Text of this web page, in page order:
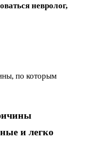
невролог,
по которым
и легко